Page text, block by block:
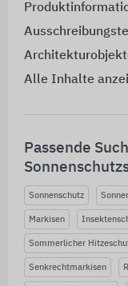
Alle Inhalte
Passende
Sonnenschutz
Markisen
Sommerlicher
Senkrechtmarkisen